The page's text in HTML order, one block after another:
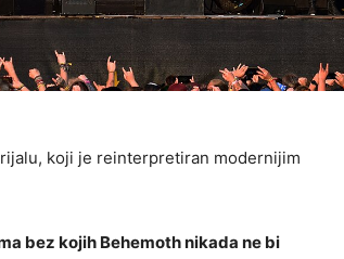
koji je reinterpretiran modernijim
bez kojih Behemothnikada ne bi